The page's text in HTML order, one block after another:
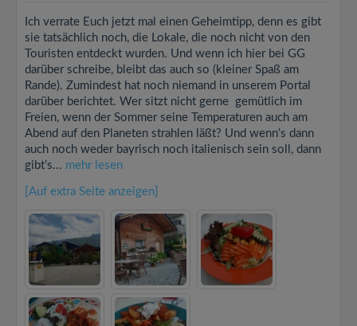
Ich verrate Euch jetzt mal einen Geheimtipp, denn es gibt
sie tatsächlich noch, die Lokale, die noch nicht von den
Touristen entdeckt wurden. Und wenn ich hier bei GG
darüber schreibe, bleibt das auch so (kleiner Spaß am
Rande). Zumindest hat noch niemand in unserem Portal
darüber berichtet. Wer sitzt nicht gerne gemütlich im
Freien, wenn der Sommer seine Temperaturen auch am
Abend auf den Planeten strahlen läßt? Und wenn’s dann
auch noch weder bayrisch noch italienisch sein soll, dann
gibt’s... mehr lesen
[Auf extra Seite anzeigen]